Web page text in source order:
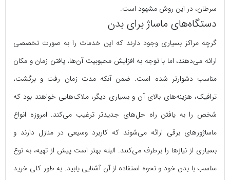
سرطان، در این روش مشهود است.
دستگاه‌های ماساژ برای بدن
گرچه مراکز بسیاری وجود دارند که این خدمات را به صورت تخصصی
ارائه می‌دهند، اما با توجه به افزایش محبوبیت آن‌ها، یافتن زمان و مکان
مناسب دشوارتر شده است. ضمن آنکه مدت زمان رفت و برگشت،
ترافیک، هزینه‌های بالای آن و بسیاری دیگر، ملاک‌هایی خواهند بود که
شخص را به یافتن راه حل‌های جدیدتر ترغیب می‌کند. امروزه انواع
ماساژورهای برقی ارائه می‌شوند که کاربرد وسیعی در منازل دارند و
بسیاری از نیازها را برطرف می‌کنند. البته بهتر است پیش از تهیه، به نوع
مناسب با بدن خود و نحوه استفاده از آن آشنایی یابید. به طور کلی خرید